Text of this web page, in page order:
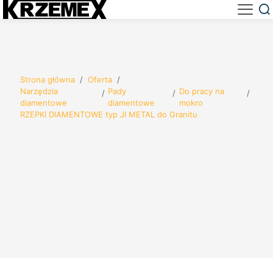
Strona główna / Oferta /
Narzędzia
diamentowe
/ Pady
diamentowe
/ Do pracy na
mokro
/
RZEPKI DIAMENTOWE typ JI METAL do Granitu